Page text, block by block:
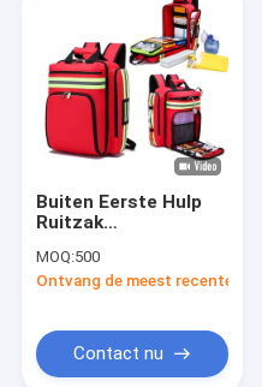
Buiten Eerste Hulp
Ruitzak
Grote capaciteit
MOQ:500
Ontvang de meest recente Prijs
Contact nu